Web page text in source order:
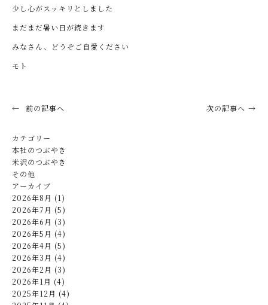
少し心がスッキリとしました
まだまだ暑い日が続きます
みなさん、どうぞご自愛ください
モト
前の記事へ 次の記事へ
カテゴリー
本社のつぶやき
米沢のつぶやき
その他
アーカイブ
2026年8月 (1)
2026年7月 (5)
2026年6月 (3)
2026年5月 (4)
2026年4月 (5)
2026年3月 (4)
2026年2月 (3)
2026年1月 (4)
2025年12月 (4)